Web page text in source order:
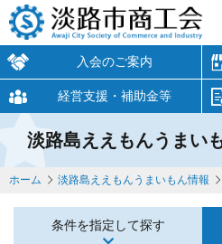
入会のご案内
経営支援・補助金等
淡路島ええもんうまい
ホーム 淡路島ええもんうまいもん情報
条件を指定して探す